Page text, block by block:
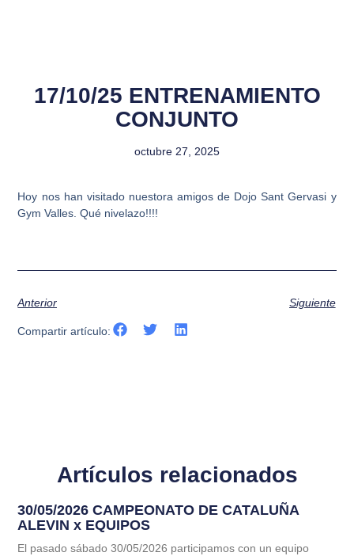
17/10/25 ENTRENAMIENTO
CONJUNTO
octubre 27, 2025
Hoy nos han visitado nuestora amigos de Dojo Sant Gervasi y
Gym Valles. Qué nivelazo!!!!
Anterior Siguiente
Compartir artículo:
Artículos relacionados
30/05/2026 CAMPEONATO DE CATALUÑA
ALEVIN x EQUIPOS
El pasado sábado 30/05/2026 participamos con un equipo